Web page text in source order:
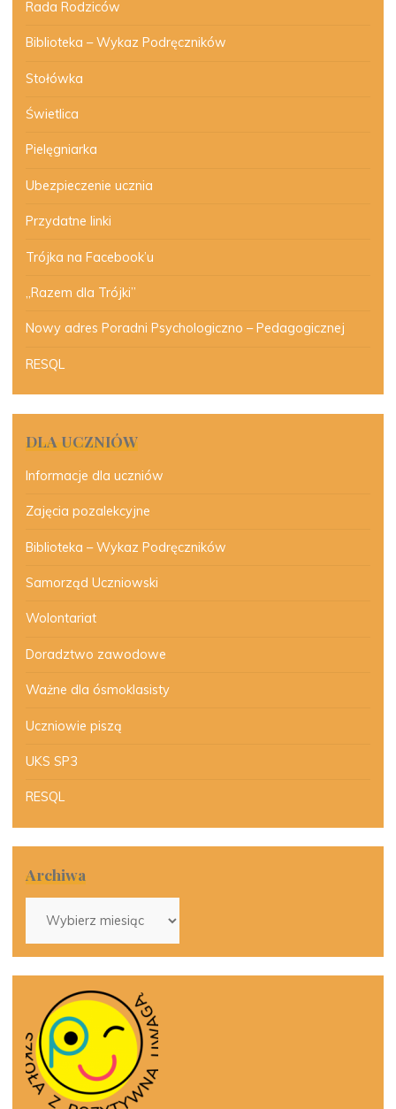
Rada Rodziców
Biblioteka – Wykaz Podręczników
Stołówka
Świetlica
Pielęgniarka
Ubezpieczenie ucznia
Przydatne linki
Trójka na Facebook’u
„Razem dla Trójki”
Nowy adres Poradni Psychologiczno – Pedagogicznej
RESQL
DLA UCZNIÓW
Informacje dla uczniów
Zajęcia pozalekcyjne
Biblioteka – Wykaz Podręczników
Samorząd Uczniowski
Wolontariat
Doradztwo zawodowe
Ważne dla ósmoklasisty
Uczniowie piszą
UKS SP3
RESQL
Archiwa